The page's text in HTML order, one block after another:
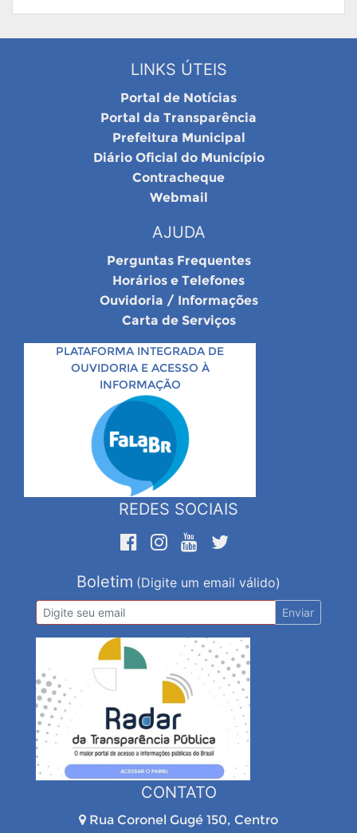
LINKS ÚTEIS
Portal de Notícias
Portal da Transparência
Prefeitura Municipal
Diário Oficial do Município
Contracheque
Webmail
AJUDA
Perguntas Frequentes
Horários e Telefones
Ouvidoria / Informações
Carta de Serviços
PLATAFORMA INTEGRADA DE
OUVIDORIA E ACESSO À
INFORMAÇÃO
REDES SOCIAIS
Boletim (Digite um email válido)
Enviar
CONTATO
Rua Coronel Gugé 150, Centro